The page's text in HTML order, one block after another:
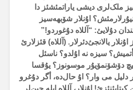
ملک‌لری دیشی یاراتمئشئز دا
اۇنلار شۆبهەسیز
دۇلایئ: “آللاە دۇغوردو!”
یالانجئ‌دئرلار. (آللاە) قئزلارئ
سیزە نە اۇلدو؟ ناسئل
دۆشۆنمۆیۇر موسونوز؟ یۇقسا
دلیل می وار؟ اۇ حال‌دە، أگر دۇغرو
اۇنلار، آللاە ایلە جین‌لر